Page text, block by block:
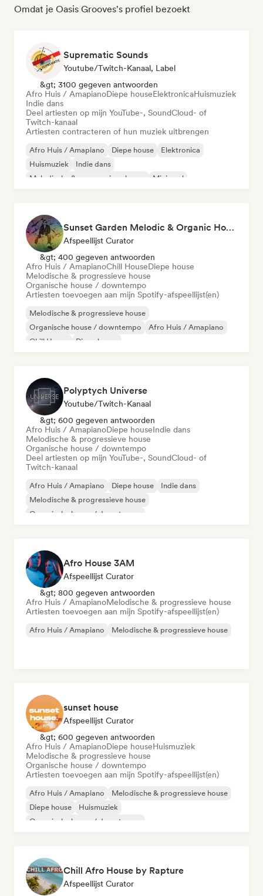
Omdat je Oasis Grooves's profiel bezoekt
Suprematic Sounds
Youtube/Twitch-Kanaal, Label
&gt; 3100 gegeven antwoorden
Afro Huis / AmapianoDiepe houseElektronicaHuismuziek
Indie dans
Deel artiesten op mijn YouTube-, SoundCloud- of
Twitch-kanaal
Artiesten contracteren of hun muziek uitbrengen
Afro Huis / Amapiano Diepe house
Elektronica
Huismuziek
Indie dans
Melodische & progressieve house
Minimaal
Sunset Garden Melodic & Organic House
Afspeellijst Curator
&gt; 400 gegeven antwoorden
Afro Huis / AmapianoChill HouseDiepe house
Melodische & progressieve house
Organische house / downtempo
Artiesten toevoegen aan mijn Spotify-afspeellijst(en)
Melodische & progressieve house
Organische house / downtempo
Afro Huis / Amapiano
Chill House
Diepe house
Polyptych Universe
Youtube/Twitch-Kanaal
&gt; 600 gegeven antwoorden
Afro Huis / AmapianoDiepe houseIndie dans
Melodische & progressieve house
Organische house / downtempo
Deel artiesten op mijn YouTube-, SoundCloud- of
Twitch-kanaal
Afro Huis / Amapiano Diepe house
Indie dans
Melodische & progressieve house
Organische house / downtempo
Afro House 3AM
Afspeellijst Curator
&gt; 800 gegeven antwoorden
Afro Huis / AmapianoMelodische & progressieve house
Artiesten toevoegen aan mijn Spotify-afspeellijst(en)
Afro Huis / Amapiano Melodische & progressieve house
sunset house
Afspeellijst Curator
&gt; 600 gegeven antwoorden
Afro Huis / AmapianoDiepe houseHuismuziek
Melodische & progressieve house
Organische house / downtempo
Artiesten toevoegen aan mijn Spotify-afspeellijst(en)
Afro Huis / Amapiano
Melodische & progressieve house
Diepe house
Huismuziek
Organische house / downtempo
Chill Afro House by Rapture
Afspeellijst Curator